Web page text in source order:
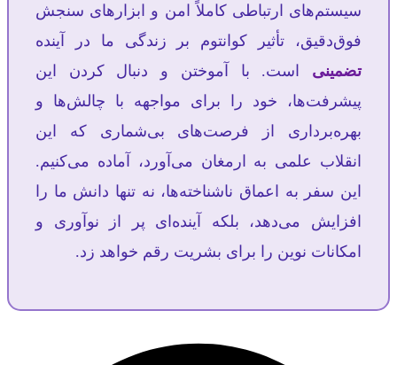
سیستم‌های ارتباطی کاملاً امن و ابزارهای سنجش
فوق‌دقیق، تأثیر کوانتوم بر زندگی ما در آینده
تضمینی است. با آموختن و دنبال کردن این
پیشرفت‌ها، خود را برای مواجهه با چالش‌ها و
بهره‌برداری از فرصت‌های بی‌شماری که این
انقلاب علمی به ارمغان می‌آورد، آماده می‌کنیم.
این سفر به اعماق ناشناخته‌ها، نه تنها دانش ما را
افزایش می‌دهد، بلکه آینده‌ای پر از نوآوری و
امکانات نوین را برای بشریت رقم خواهد زد.